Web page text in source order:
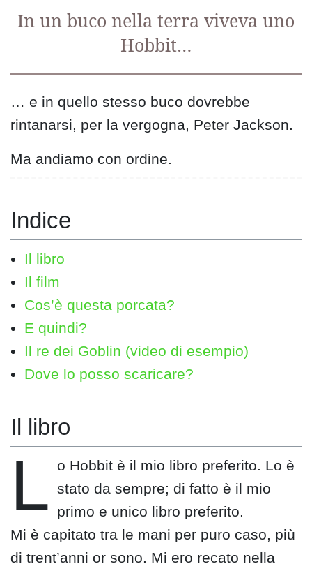
In un buco nella terra viveva uno
Hobbit…
… e in quello stesso buco dovrebbe
rintanarsi, per la vergogna, Peter Jackson.
Ma andiamo con ordine.
Il libro
Il film
Cos’è questa porcata?
E quindi?
Il re dei Goblin (video di esempio)
Dove lo posso scaricare?
Il libro
L o Hobbit è il mio libro preferito. Lo è
stato da sempre; di fatto è il mio
primo e unico libro preferito.
Mi è capitato tra le mani per puro caso, più
di trent’anni or sono. Mi ero recato nella